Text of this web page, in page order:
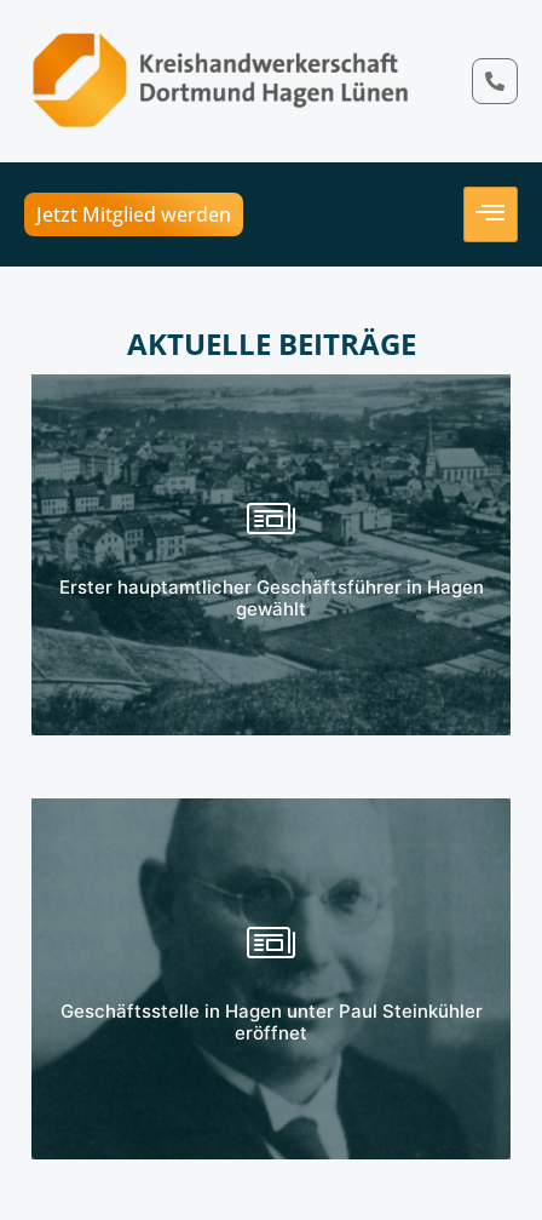
Jetzt Mitglied werden
AKTUELLE BEITRÄGE
Erster hauptamtlicher Geschäftsführer in Hagen
gewählt
Mehr erfahren
Geschäftsstelle in Hagen unter Paul Steinkühler
eröffnet
Mehr erfahren